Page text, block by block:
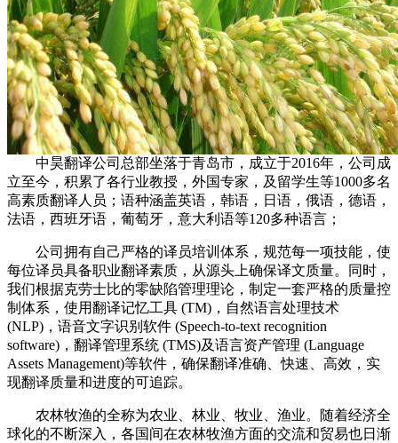
中昊翻译公司总部坐落于青岛市，成立于2016年，公司成
立至今，积累了各行业教授，外国专家，及留学生等1000多名
高素质翻译人员；语种涵盖英语，韩语，日语，俄语，德语，
法语，西班牙语，葡萄牙，意大利语等120多种语言；
公司拥有自己严格的译员培训体系，规范每一项技能，使
每位译员具备职业翻译素质，从源头上确保译文质量。同时，
我们根据克劳士比的零缺陷管理理论，制定一套严格的质量控
制体系，使用翻译记忆工具 (TM)，自然语言处理技术
(NLP)，语音文字识别软件 (Speech-to-text recognition
software)，翻译管理系统 (TMS)及语言资产管理 (Language
Assets Management)等软件，确保翻译准确、快速、高效，实
现翻译质量和进度的可追踪。
农林牧渔的全称为农业、林业、牧业、渔业。随着经济全
球化的不断深入，各国间在农林牧渔方面的交流和贸易也日渐